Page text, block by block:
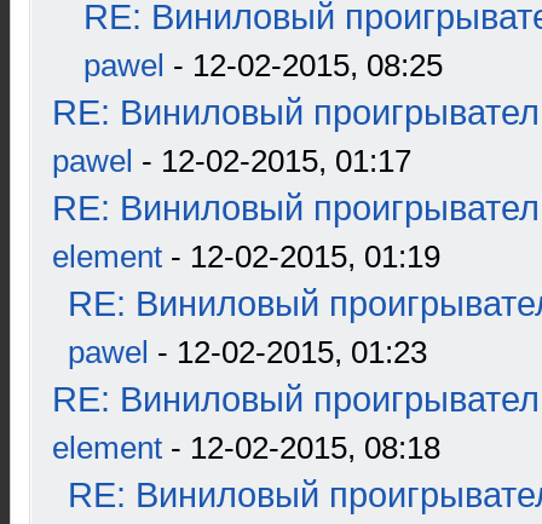
RE: Виниловый
pawel - 12-02-2015, 08:25
RE: Виниловый
pawel - 12-02-2015, 01:17
RE: Виниловый
element - 12-02-2015, 01:19
RE: Виниловый
pawel - 12-02-2015, 01:23
RE: Виниловый
element - 12-02-2015, 08:18
RE: Виниловый